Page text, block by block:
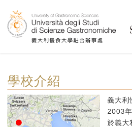
學校介紹
義大利
2003
於義大